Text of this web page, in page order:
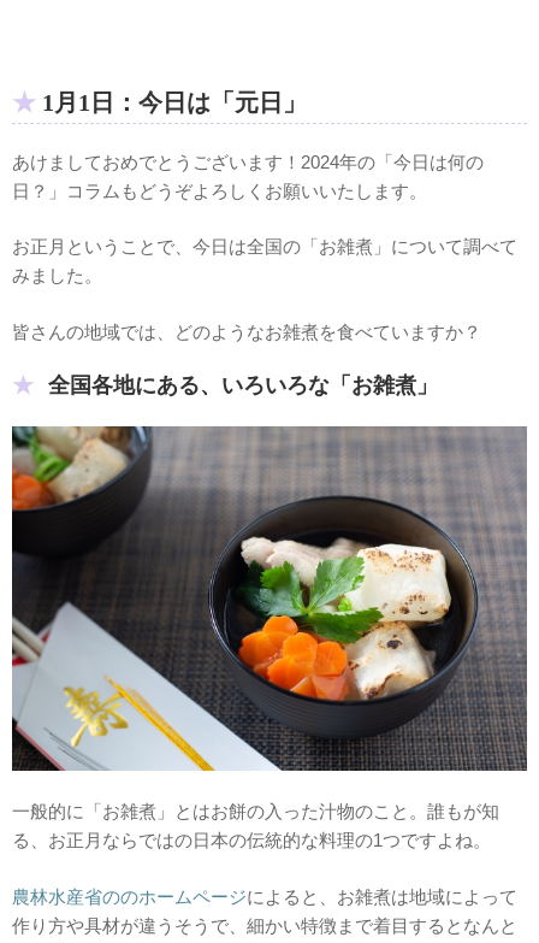
1月1日：今日は「元日」
あけましておめでとうございます！2024年の「今日は何の
日？」コラムもどうぞよろしくお願いいたします。
お正月ということで、今日は全国の「お雑煮」について調べて
みました。
皆さんの地域では、どのようなお雑煮を食べていますか？
全国各地にある、いろいろな「お雑煮」
一般的に「お雑煮」とはお餅の入った汁物のこと。誰もが知
る、お正月ならではの日本の伝統的な料理の1つですよね。
農林水産省ののホームページによると、お雑煮は地域によって
作り方や具材が違うそうで、細かい特徴まで着目するとなんと